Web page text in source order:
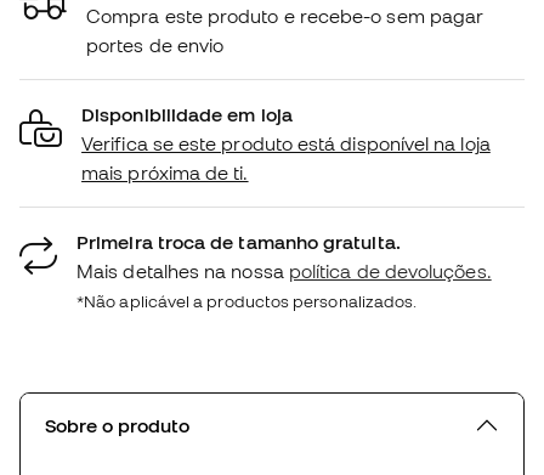
Compra este produto e recebe-o sem pagar
portes de envio
Disponibilidade em loja
Verifica se este produto está disponível na loja
mais próxima de ti.
Primeira troca de tamanho gratuita.
Mais detalhes na nossa política de devoluções.
*Não aplicável a productos personalizados.
Sobre o produto